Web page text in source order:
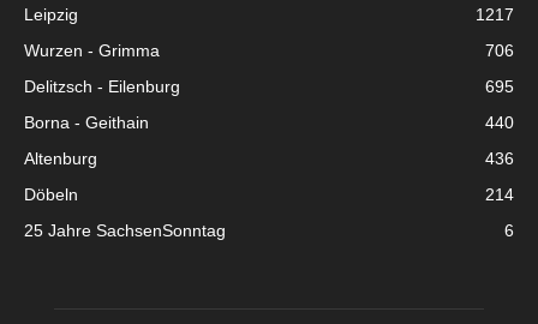
Leipzig
1217
Wurzen - Grimma
706
Delitzsch - Eilenburg
695
Borna - Geithain
440
Altenburg
436
Döbeln
214
25 Jahre SachsenSonntag
6